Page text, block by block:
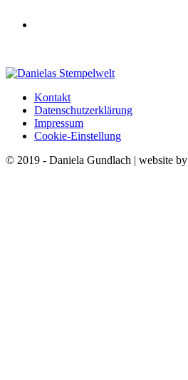
Kontakt
Datenschutzerklärung
Impressum
Cookie-Einstellung
© 2019 - Daniela Gundlach | website by